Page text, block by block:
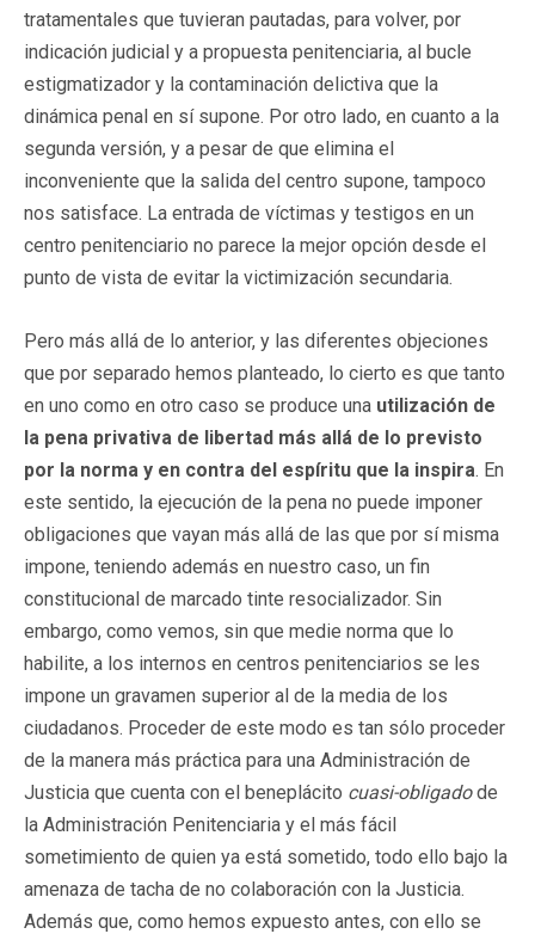
tratamentales que tuvieran pautadas, para volver, por
indicación judicial y a propuesta penitenciaria, al bucle
estigmatizador y la contaminación delictiva que la
dinámica penal en sí supone. Por otro lado, en cuanto a la
segunda versión, y a pesar de que elimina el
inconveniente que la salida del centro supone, tampoco
nos satisface. La entrada de víctimas y testigos en un
centro penitenciario no parece la mejor opción desde el
punto de vista de evitar la victimización secundaria.
Pero más allá de lo anterior, y las diferentes objeciones
que por separado hemos planteado, lo cierto es que tanto
en uno como en otro caso se produce una utilización de
la pena privativa de libertad más allá de lo previsto
por la norma y en contra del espíritu que la inspira. En
este sentido, la ejecución de la pena no puede imponer
obligaciones que vayan más allá de las que por sí misma
impone, teniendo además en nuestro caso, un fin
constitucional de marcado tinte resocializador. Sin
embargo, como vemos, sin que medie norma que lo
habilite, a los internos en centros penitenciarios se les
impone un gravamen superior al de la media de los
ciudadanos. Proceder de este modo es tan sólo proceder
de la manera más práctica para una Administración de
Justicia que cuenta con el beneplácito cuasi-obligadode
la Administración Penitenciaria y el más fácil
sometimiento de quien ya está sometido, todo ello bajo la
amenaza de tacha de no colaboración con la Justicia.
Además que, como hemos expuesto antes, con ello se